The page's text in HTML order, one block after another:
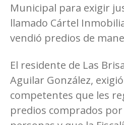
Municipal para exigir
llamado Cártel
vendió predios de
El residente de Las
Aguilar González,
competentes que les
predios comprados